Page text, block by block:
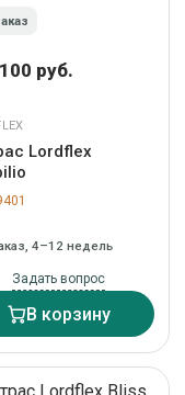
руб.
Lordflex
4–12 недель
Задать вопрос
В корзину